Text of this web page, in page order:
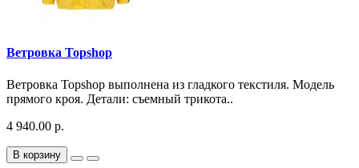
Ветровка Topshop
Ветровка Topshop выполнена из гладкого текстиля. Модель
прямого кроя. Детали: съемный трикота..
4 940.00 р.
В корзину